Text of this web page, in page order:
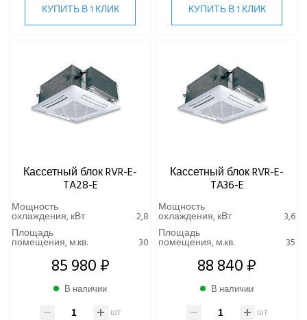
КУПИТЬ В 1 КЛИК КУПИТЬ В 1 КЛИК
Кассетный блок RVR-E-
TA28-E
Мощность
охлаждения, кВт
2,8
Площадь
помещения, м.кв. 30
85 980 ₽
В наличии
шт
Кассетный блок RVR-E-
TA36-E
Мощность
охлаждения, кВт
3,6
Площадь
помещения, м.кв. 35
88 840 ₽
В наличии
шт